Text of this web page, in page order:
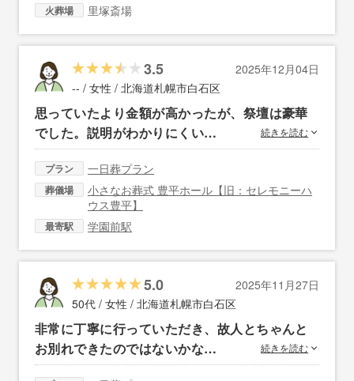
火葬場 里塚斎場
3.5
2025年12月04日
-- / 女性 / 北海道札幌市白石区
思っていたより金額が高かったが、祭壇は豪華
でした。説明がわかりにくい…
続きを読む
プラン 一日葬プラン
葬儀場
小さなお葬式 豊平ホール【旧：セレモニーハ
ウス豊平】
最寄駅 学園前駅
5.0
2025年11月27日
50代 / 女性 / 北海道札幌市白石区
非常に丁寧に行っていただき、故人とちゃんと
お別れできたのではないかな…
続きを読む